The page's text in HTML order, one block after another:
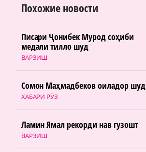
Похожие новости
ВАРЗИШ
Писари Ҷонибек Мурод соҳиби
медали тилло шуд
ХАБАРИ РӮЗ
Сомон Маҳмадбеков оиладор шуд
ВАРЗИШ
Ламин Ямал рекорди нав гузошт